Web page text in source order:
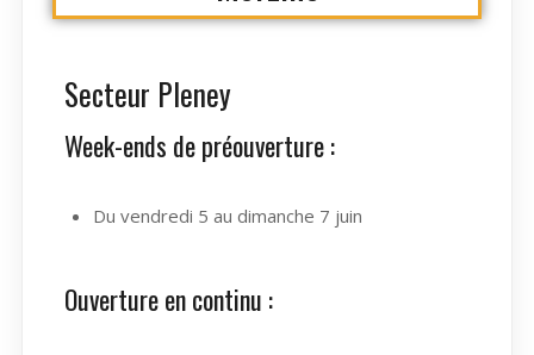
Secteur Pleney
Week-ends de préouverture :
Du vendredi 5 au dimanche 7 juin
Ouverture en continu :